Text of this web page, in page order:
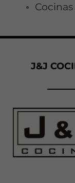
J&J